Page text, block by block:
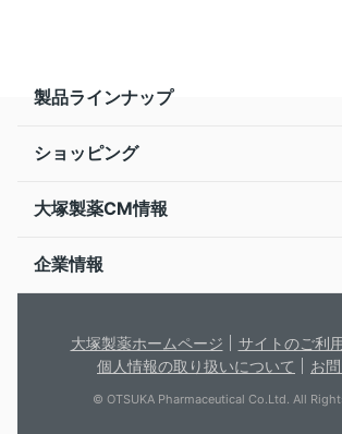
製品ラインナップ
ショッピング
大塚製薬CM情報
企業情報
大塚製薬ホームページ
サイトのご利
個人情報の取り扱いについて
お
© OTSUKA Pharmaceutical Co.Ltd. All